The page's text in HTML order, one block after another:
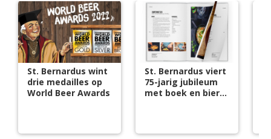
St. Bernardus wint
drie medailles op
World Beer Awards
St. Bernardus viert
75-jarig jubileum
met boek en bier